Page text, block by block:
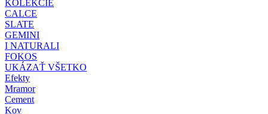
KOLEKCIE
CALCE
SLATE
GEMINI
I NATURALI
FOKOS
UKÁZAŤ VŠETKO
Efekty
Mramor
Cement
Kov